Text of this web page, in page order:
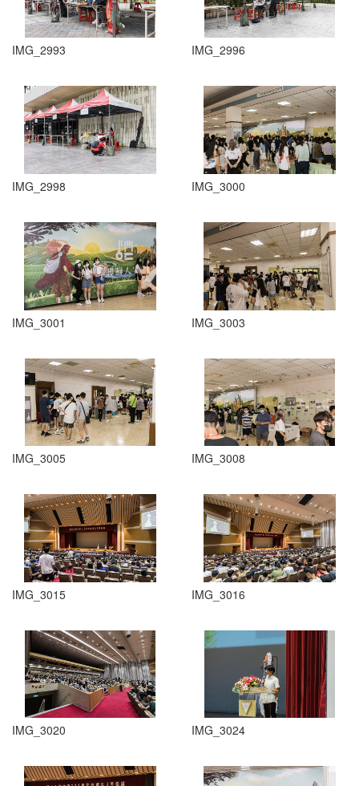
IMG_2993 IMG_2996
IMG_2998 IMG_3000
IMG_3001 IMG_3003
IMG_3005 IMG_3008
IMG_3015 IMG_3016
IMG_3020 IMG_3024